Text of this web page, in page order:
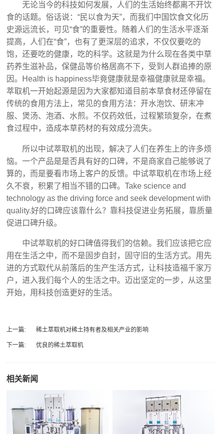
无论当今的科技如何发展，人们的生活始终都离不开饮
食的话题。俗话说：“民以食为天”，而我们中国饮食文化历
史源远流长，可见“食”的重要性。随着人们的生活水平逐渐
提高，人们在“食”，也有了更深层的追求，不仅仅要吃的
饱，还要吃的健康，吃的科学。这就是为什么现在各类中草
药养生滋补品，保健品等价格居高不下，受到人群追捧的原
因。Health is happiness毕竟健康就是幸福健康就是幸福。
萃取机一开始起源是因为大家都知道目前本草食材还停留在
传统的食用方法上，常见的食用方法：开水泡饮、研末冲
服、煲汤、泡酒、水煎。不仅药效低，过程繁琐复杂，在煮
食过程中，造成本草药材的有效成分流失。
所以中试萃取机的出现，解决了人们在养生上的许多烦
恼。一个产品是是否具有好的口碑，不是商家自己能够说了
算的，而是要看市场上客户的反馈。中试萃取机在市场上经
久不衰，积累了相当不错的口碑。Take science and
technology as the driving force and seek development with
quality.好的口碑应该靠什么？靠科技促进业务拓展，靠质量
促进口碑升级。
中试萃取机的好口碑值得我们的信赖。我们应该把它应
用在生活之中，而不是固步自封，固守旧的生活方式。用先
进的方式取代从前落后的生产生活方式，让科技造福千家万
户，进入我们每个人的生活之中。迈出坚定的一步，从这里
开始，用科技创造更好的生活。
上一篇: 稀土萃取机对稀土持有者及相关产业的影响
下一篇: 优良的稀土萃取机
相关新闻